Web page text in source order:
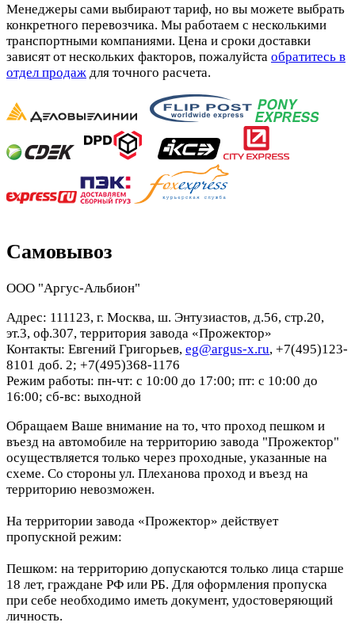
Менеджеры сами выбирают тариф, но вы можете выбрать
конкретного перевозчика. Мы работаем с несколькими
транспортными компаниями. Цена и сроки доставки
зависят от нескольких факторов, пожалуйста обратитесь в
отдел продаж для точного расчета.
Самовывоз
ООО "Аргус-Альбион"
Адрес: 111123, г. Москва, ш. Энтузиастов, д.56, стр.20,
эт.3, оф.307, территория завода «Прожектор»
Контакты: Евгений Григорьев, eg@argus-x.ru, +7(495)123-
8101 доб. 2; +7(495)368-1176
Режим работы: пн-чт: с 10:00 до 17:00; пт: с 10:00 до
16:00; сб-вс: выходной
Обращаем Ваше внимание на то, что проход пешком и
въезд на автомобиле на территорию завода "Прожектор"
осуществляется только через проходные, указанные на
схеме. Со стороны ул. Плеханова проход и въезд на
территорию невозможен.
На территории завода «Прожектор» действует
пропускной режим:
Пешком: на территорию допускаются только лица старше
18 лет, граждане РФ или РБ. Для оформления пропуска
при себе необходимо иметь документ, удостоверяющий
личность.